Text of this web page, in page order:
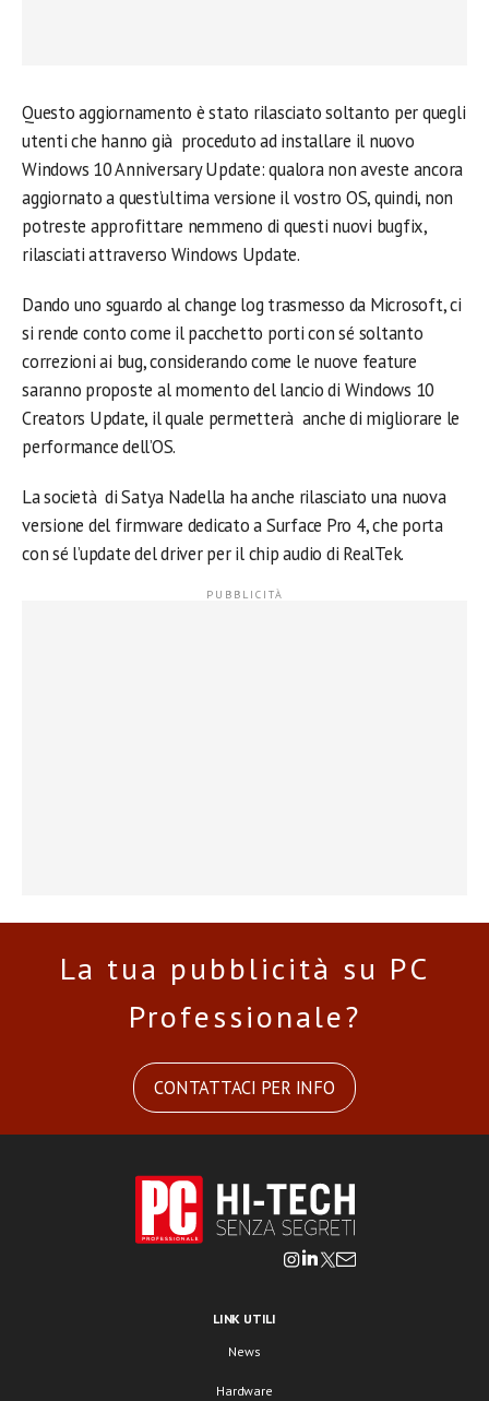
Questo aggiornamento è stato rilasciato soltanto per quegli
utenti che hanno già proceduto ad installare il nuovo
Windows 10 Anniversary Update: qualora non aveste ancora
aggiornato a quest’ultima versione il vostro OS, quindi, non
potreste approfittare nemmeno di questi nuovi bugfix,
rilasciati attraverso Windows Update.
Dando uno sguardo al change log trasmesso da Microsoft, ci
si rende conto come il pacchetto porti con sé soltanto
correzioni ai bug, considerando come le nuove feature
saranno proposte al momento del lancio di Windows 10
Creators Update, il quale permetterà anche di migliorare le
performance dell’OS.
La società di Satya Nadella ha anche rilasciato una nuova
versione del firmware dedicato a Surface Pro 4, che porta
con sé l’update del driver per il chip audio di RealTek.
La tua pubblicità su PC
Professionale?
CONTATTACI PER INFO
LINK UTILI
News
Hardware